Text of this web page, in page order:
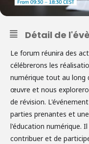
Détail de
Le forum réunira des
célébrerons les
numérique tout au long
œuvre et nous
de révision.
parties prenantes et
l'éducation numérique.
contribuer et de